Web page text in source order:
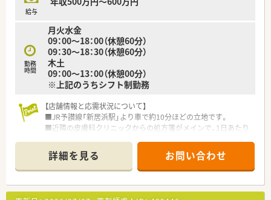
＜研修制度＞
■環境の変化に応じ、ステージに合った研修を実施しておりま
す。薬剤師職に特化した研修を経験に応じて準備しております。
実技研修では実際の業務さながらの体験とともに、幅広く薬剤
師の仕事を学び、仕事への理解を深めることが出来ます。
＜法人特徴＞
でにあのお薬や化粧品を・・・」というお客様の生活シーンに対応
したインストア型、そのインストア型の中でも化粧品を専門に扱
うコスメ店など地域のお客様のニーズに合わせた店舗展開をし
ております。
■ツルハグループとして瀬戸内海圏にてドミナント展開を強化
している地域№１のドラッグチェーンです。
今後も更に、ドラッグストアと調剤薬局の併設店を標準型店舗
として、利便性と専門性を兼ね備えた店舗展開を図って参りま
す。
給与
勤務
時間
月火水金
09：00～18：00（休憩60分）
09：30～18：30（休憩60分）
木土
09：00～13：00（休憩00分）
※上記のうちシフト制勤務
【店舗情報と応需状況について】
■JR予讃線「新居浜駅」より車で約10分ほどの立地です。
■近隣の皮膚科クリニックからの処方箋がメインで、1日あたり
■薬剤師は常勤2名と応援1名、事務スタッフ2名の体制で業務を
行っています。
【募集背景と求める人物像について】
■前任者の急な退職に伴う欠員補充のため、現在急ぎで募集を行
詳細を見る お問い合わせ